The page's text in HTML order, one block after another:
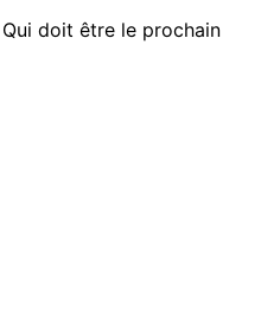
doit être le prochain